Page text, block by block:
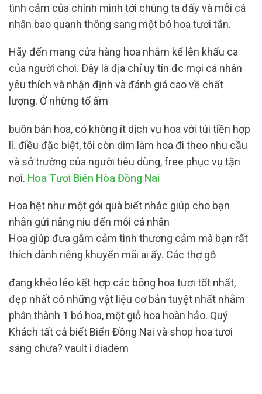
tình cảm của chính mình tới chúng ta đấy và mỗi cá
nhân bao quanh thông sang một bó hoa tươi tắn.
Hãy đến mang cửa hàng hoa nhằm kể lên khẩu ca
của người chơi. Đây là địa chỉ uy tín đc mọi cá nhân
yêu thích và nhận định và đánh giá cao về chất
lượng. Ở những tổ ấm
buôn bán hoa, có không ít dịch vụ hoa với túi tiền hợp
lí. điều đặc biệt, tôi còn dìm làm hoa đi theo nhu cầu
và sở trường của người tiêu dùng, free phục vụ tận
nơi. Hoa Tươi Biên Hòa Đồng Nai
Hoa hệt như một gói quà biết nhắc giúp cho bạn
nhắn gửi nâng niu đến mỗi cá nhân
Hoa giúp đưa gắm cảm tình thương cảm mà bạn rất
thích dành riêng khuyến mãi ai ấy. Các thợ gỗ
đang khéo léo kết hợp các bông hoa tươi tốt nhất,
đẹp nhất có những vật liệu cơ bản tuyệt nhất nhằm
phân thành 1 bó hoa, một giỏ hoa hoàn hảo. Quý
Khách tất cả biết Biển Đồng Nai và shop hoa tươi
sáng chưa? vault i diadem